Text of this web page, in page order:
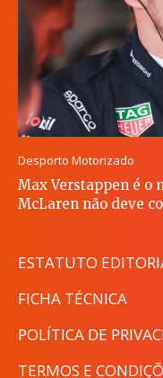
Desporto Motorizado
Max Verstappen é o
McLaren não deve
ESTATUTO
FICHA TÉCNICA
POLÍTICA DE
TERMOS E